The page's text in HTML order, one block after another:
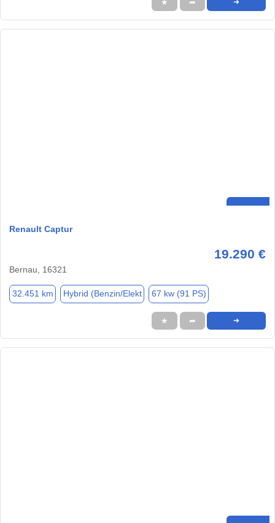
★ ➦
Renault Captur
19.290 €
Bernau, 16321
32.451 km Hybrid (Benzin/Elekt 67 kw (91 PS)
★ ➦ ➜